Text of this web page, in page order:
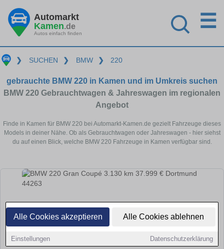
Alle Cookies akzeptieren Alle Cookies ablehnen
Einstellungen Datenschutzerklärung
Automarkt
Kamen.de
Autos einfach finden
☰
❯ SUCHEN ❯ BMW ❯ 220
gebrauchte BMW 220 in Kamen und im Umkreis suchen
BMW 220 Gebrauchtwagen & Jahreswagen im regionalen
Angebot
Finde in Kamen für BMW 220 bei Automarkt-Kamen.de gezielt Fahrzeuge dieses
Models in deiner Nähe. Ob als Gebrauchtwagen oder Jahreswagen - hier siehst
du auf einen Blick, welche BMW 220 Fahrzeuge in Kamen verfügbar sind.